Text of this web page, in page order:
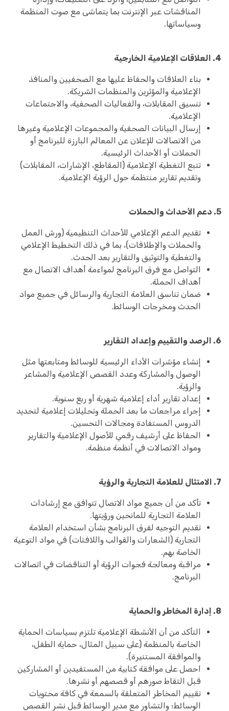
المناقشات عبر الإنترنت بما يتماشى مع صوت المنظمة
وسياساتها.
4. العلاقات الإعلامية الخارجية
بناء العلاقات والحفاظ عليها مع الصحفيين والمنافذ
الإعلامية والمؤثرين والمنظمات الشريكة.
تنسيق المقابلات، والفعاليات الصحفية، والاجتماعات
الإعلامية.
إرسال البيانات الصحفية والمجموعات الإعلامية وغيرها
من الاتصالات للإعلان عن المعالم البارزة للبرنامج أو
الحملات أو الأحداث الرئيسية.
تتبع التغطية الإعلامية (المقاطع، الإشارات، المقابلات)
وتقديم تقارير منتظمة حول الرؤية الإعلامية.
5. دعم الأحداث والحملات
تقديم الدعم الإعلامي للأحداث التنظيمية (ورش العمل
والحملات والإطلاقات)، بما في ذلك التخطيط الإعلامي
والتغطية والتوثيق والتقارير بعد الحدث.
التواصل مع فرق البرنامج لمواءمة أهداف الاتصال مع
أهداف الحملة.
ضمان تناسق العلامة التجارية والرسائل في جميع مواد
الحدث ومخرجات الوسائط.
6. الرصد والتقييم وإعداد التقارير
إنشاء مؤشرات الأداء الرئيسية للوسائط ومتابعتها مثل
الوصول والمشاركة وعدد القصص الإعلامية والمشاعر
والرؤية.
إعداد تقارير أداء إعلامية شهرية أو ربع سنوية.
إجراء مراجعات ما بعد الحملة وتحليلات إعلامية لتحديد
الدروس المستفادة ومجالات التحسين.
الحفاظ على أرشيف رقمي للأصول الإعلامية والتقارير
ومواد الاتصالات في أنظمة منظمة.
7. الامتثال للعلامة التجارية والرؤية
تأكد من أن جميع مواد الاتصال تتوافق مع إرشادات
العلامة التجارية للمانحين ورؤيتها.
تقديم التوجيه لفرق البرنامج بشأن استخدام العلامة
التجارية (الشعارات والقوالب واللافتات) في مواد التوعية
الخاصة بهم.
مراقبة ومعالجة فجوات الرؤية أو التناقضات في اتصالات
البرنامج.
8. إدارة المخاطر والحماية
التأكد من أن الأنشطة الإعلامية تلتزم بسياسات الحماية
الخاصة بالمنظمة (على سبيل المثال، حماية الطفل،
والموافقة المستنيرة).
احصل على موافقة كتابية من المستفيدين أو المشاركين
قبل التقاط صورهم أو قصصهم أو نشرها.
تقييم المخاطر المتعلقة بالسمعة في كافة محتويات
الوسائط؛ والتشاور مع مدير الوسائط قبل نشر القصص